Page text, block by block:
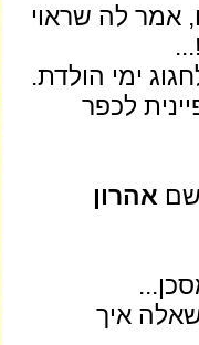
אמר לה שראוי
ימי הולדת.
לכפר
אהרון
איך